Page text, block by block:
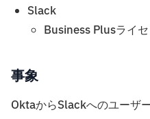
Slack
Business Plusライ
事象
OktaからSlackへのユーザ